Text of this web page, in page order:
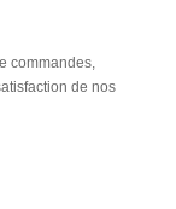
commandes,
de nos